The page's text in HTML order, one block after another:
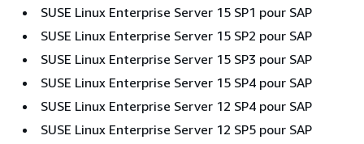
SUSE Linux Enterprise Server 15 SP1 pour SAP
SUSE Linux Enterprise Server 15 SP2 pour SAP
SUSE Linux Enterprise Server 15 SP3 pour SAP
SUSE Linux Enterprise Server 15 SP4 pour SAP
SUSE Linux Enterprise Server 12 SP4 pour SAP
SUSE Linux Enterprise Server 12 SP5 pour SAP